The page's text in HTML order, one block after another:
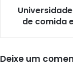
material escolar
400% em
estabelecimentos
Pessoa
Em "Destaque"
í
is
de comida
Deixe um